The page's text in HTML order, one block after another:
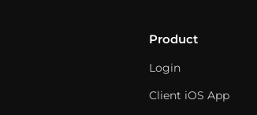
Product
Login
Client iOS App